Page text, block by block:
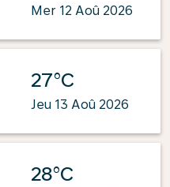
Mer 12 Aoû 2026
27°C
Jeu 13 Aoû 2026
28°C